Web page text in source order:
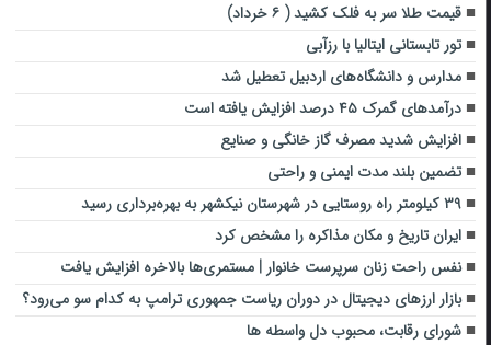
قیمت طلا سر به فلک کشید ( ۶ خرداد)
تور تابستانی ایتالیا با رزآبی
مدارس و دانشگاه‌های اردبیل تعطیل شد
درآمدهای گمرک ۴۵ درصد افزایش یافته است
افزایش شدید مصرف گاز خانگی و صنایع
تضمین بلند مدت ایمنی و راحتی
۳۹ کیلومتر راه روستایی در شهرستان نیکشهر به بهره‌برداری رسید
ایران تاریخ و مکان مذاکره را مشخص کرد
نفس راحت زنان سرپرست خانوار | مستمری‌ها بالاخره افزایش یافت
بازار ارزهای دیجیتال در دوران ریاست جمهوری ترامپ به کدام سو می‌رود؟
شورای رقابت، محبوب دل واسطه ها